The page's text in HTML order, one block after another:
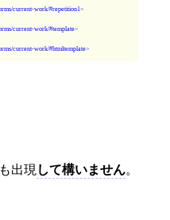
current-work/#repetition1
current-work/#template
current-work/#htmltemplate
出現して構いません。